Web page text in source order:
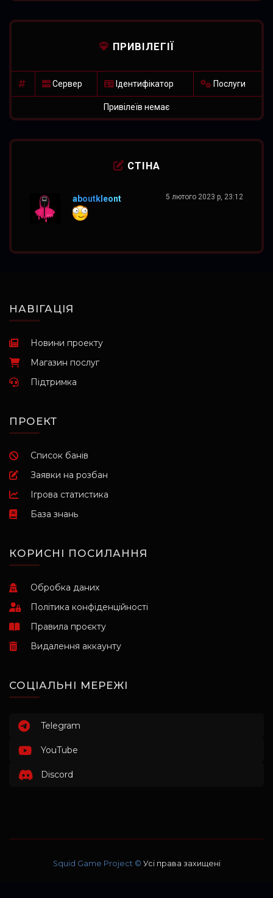
ПРИВІЛЕГІЇ
Сервер Ідентифікатор Послуги
Привілеїв немає
СТІНА
aboutkleont 5 лютого 2023 р, 23:12
НАВІГАЦІЯ
Новини проекту
Магазин послуг
Підтримка
ПРОЕКТ
Список банів
Заявки на розбан
Ігрова статистика
База знань
КОРИСНІ ПОСИЛАННЯ
Обробка даних
Політика конфіденційності
Правила проєкту
Видалення аккаунту
СОЦІАЛЬНІ МЕРЕЖІ
Telegram
YouTube
Discord
Squid Game Project © Усі права захищені